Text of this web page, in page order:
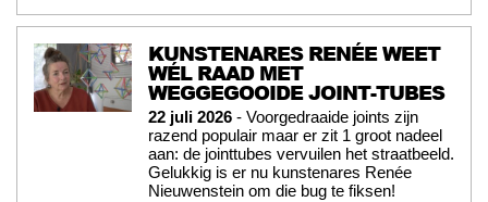
KUNSTENARES RENÉE WEET
WÉL RAAD MET
WEGGEGOOIDE JOINT-TUBES
22 juli 2026 - Voorgedraaide joints zijn
razend populair maar er zit 1 groot nadeel
aan: de jointtubes vervuilen het straatbeeld.
Gelukkig is er nu kunstenares Renée
Nieuwenstein om die bug te fiksen!